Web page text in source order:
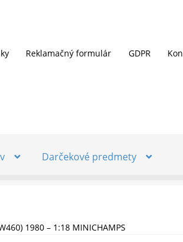
Reklamačný formulár GDPR
Darčekové predmety
1980 – 1:18 MINICHAMPS